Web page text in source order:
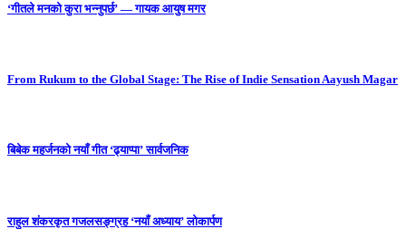
‘गीतले मनको कुरा भन्नुपर्छ’ — गायक आयुष मगर
From Rukum to the Global Stage: The Rise of Indie Sensation Aayush Magar
बिबेक महर्जनको नयाँ गीत ‘ढ्याप्पा’ सार्वजनिक
राहुल शंकरकृत गजलसङ्ग्रह ‘नयाँ अध्याय’ लोकार्पण